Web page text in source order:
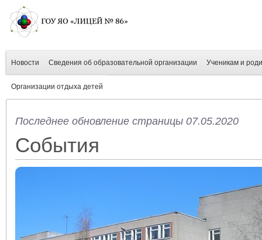
Новости Сведения об образовательной организации Ученикам и
Организации отдыха детей
Последнее обновление страницы 07.05.2020
События